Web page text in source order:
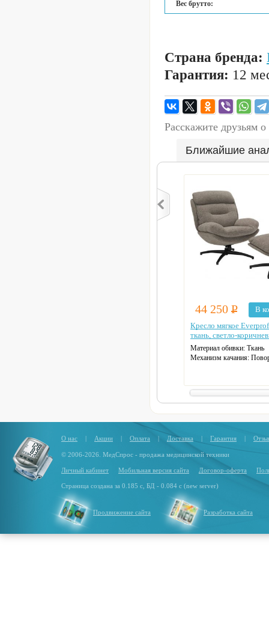
Вес брутто:
Страна бренда:
Гарантия: 12
Расскажите друзьям
Ближайшие
44 250 Р
В
Кресло мягкое
ткань, светло-
Материал обивки: Ткань
Механизм качания:
О нас | Акции | Оплата | Доставка | Гарантия |
© 2006-2026. МедСпрос - продажа медицинской техники
Личный кабинет Мобильная версия сайта Договор-оферта
Страница создана за 0.185 с, БД - 0.084 с (new server)
Продвижение сайта Разработка сайта